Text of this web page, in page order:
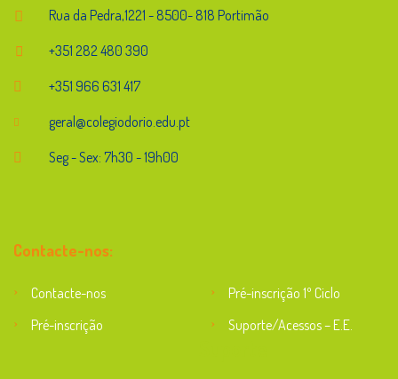
Rua da Pedra,1221 - 8500- 818 Portimão
+351 282 480 390
+351 966 631 417
geral@colegiodorio.edu.pt
Seg - Sex: 7h30 - 19h00
Contacte-nos:
Contacte-nos
Pré-inscrição 1º Ciclo
Pré-inscrição
Suporte/Acessos – E.E.